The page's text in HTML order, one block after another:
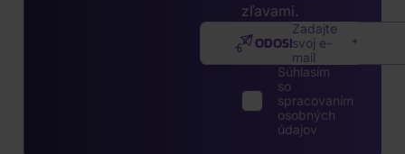
zľavami.
Zadajte
svoj e-
mail
ODOSLAŤ
Súhlasím
so
spracovaním
osobných
údajov